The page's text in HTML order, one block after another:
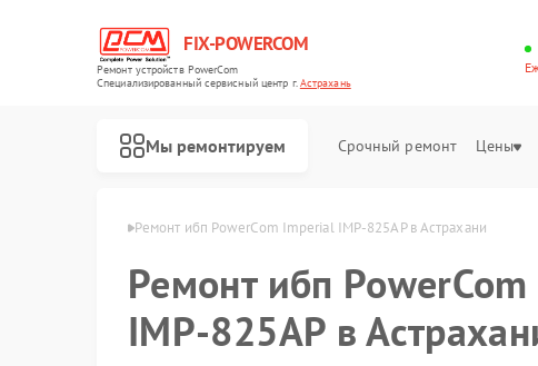
FIX-POWERCOM
Ремонт устройств PowerCom
Специализированный cервисный центр г.Астрахань
Мы ремонтируем Срочный ремонт Цены
Ремонт ибп PowerCom Imperial IMP-825AP в Астрахани
Ремонт ибп
IMP-825AP в